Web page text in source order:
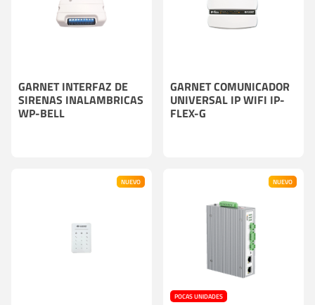
GARNET INTERFAZ DE
SIRENAS INALAMBRICAS
WP-BELL
GARNET COMUNICADOR
UNIVERSAL IP WIFI IP-
FLEX-G
NUEVO
POCAS UNIDADES
NUEVO